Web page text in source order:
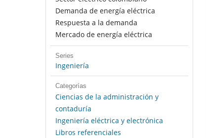
Demanda de energía eléctrica
Respuesta a la demanda
Mercado de energía eléctrica
Series
Ingeniería
Categorías
Ciencias de la administración y
contaduría
Ingeniería eléctrica y electrónica
Libros referenciales